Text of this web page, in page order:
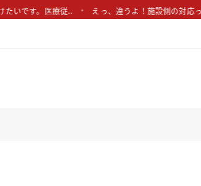
す。医療従.. えっ、違うよ！施設側の対応って..